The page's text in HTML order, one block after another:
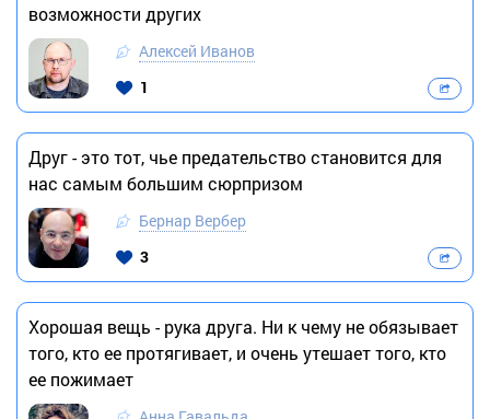
возможности других
Алексей Иванов
1
Друг - это тот, чье предательство становится для
нас самым большим сюрпризом
Бернар Вербер
3
Хорошая вещь - рука друга. Ни к чему не обязывает
того, кто ее протягивает, и очень утешает того, кто
ее пожимает